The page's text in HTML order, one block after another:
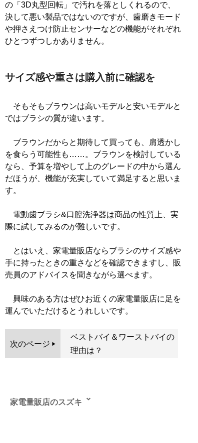
の「3D丸型回転」で汚れを落としくれるので、
決して悪い製品ではないのですが、歯磨きモード
や押さえつけ防止センサーなどの機能がそれぞれ
ひとつずつしかありません。
サイズ感や重さは購入前に確認を
そもそもブラウンは高いモデルと安いモデルと
ではブラシの質が違います。
ブラウンだからと期待して買っても、肩透かし
を食らう可能性も……。ブラウンを検討している
なら、予算を増やして上のグレードの中から選ん
だほうが、機能が充実していて満足すると思いま
す。
電動歯ブラシ&口腔洗浄器は商品の性質上、実
際に試してみるのが難しいです。
とはいえ、家電量販店ならブラシのサイズ感や
手に持ったときの重さなどを確認できますし、販
売員のアドバイスを聞きながら選べます。
興味のある方はぜひお近くの家電量販店に足を
運んでいただけるとうれしいです。
次のページ
ベストバイ＆ワーストバイの
理由は？
家電量販店のスズキ